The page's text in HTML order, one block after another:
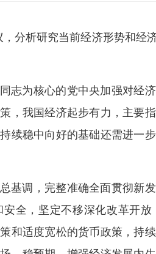
分析研究当前经济形势和经
志为核心的党中央加强对经
，我国经济起步有力，主要
续稳中向好的基础还需进一
基调，完整准确全面贯彻新
全，坚定不移深化改革开
和适度宽松的货币政策，持